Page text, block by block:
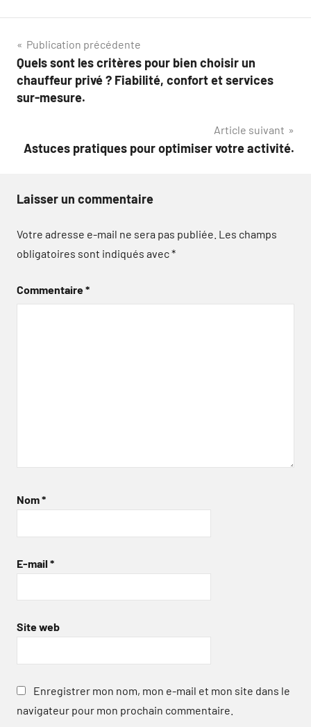
Navigation
de
l’article
Publication précédente
Quels sont les critères pour bien choisir un
chauffeur privé ? Fiabilité, confort et services
sur-mesure.
Article suivant
Astuces pratiques pour optimiser votre activité.
Laisser un commentaire
Votre adresse e-mail ne sera pas publiée. Les champs
obligatoires sont indiqués avec*
Commentaire*
Nom*
E-mail *
Site web
Enregistrer mon nom, mon e-mail et mon site dans le
navigateur pour mon prochain commentaire.